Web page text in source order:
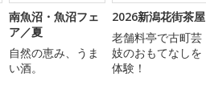
南魚沼・魚沼フェ
ア／夏
自然の恵み、うま
い酒。
2026新潟花街茶屋
老舗料亭で古町芸
妓のおもてなしを
体験！